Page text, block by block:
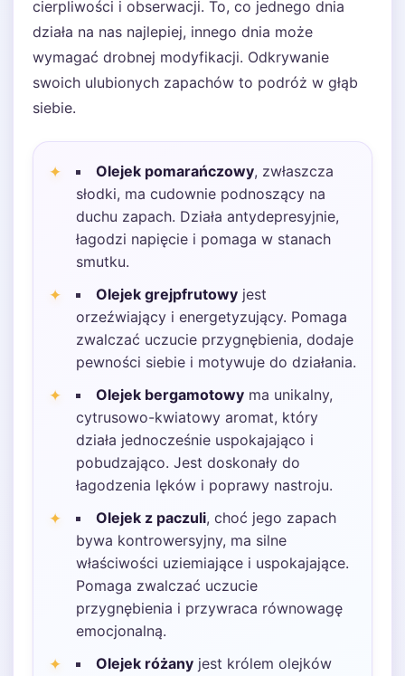
cierpliwości i obserwacji. To, co jednego dnia
działa na nas najlepiej, innego dnia może
wymagać drobnej modyfikacji. Odkrywanie
swoich ulubionych zapachów to podróż w głąb
siebie.
Olejek pomarańczowy, zwłaszcza
słodki, ma cudownie podnoszący na
duchu zapach. Działa antydepresyjnie,
łagodzi napięcie i pomaga w stanach
smutku.
Olejek grejpfrutowy jest
orzeźwiający i energetyzujący. Pomaga
zwalczać uczucie przygnębienia, dodaje
pewności siebie i motywuje do działania.
Olejek bergamotowy ma unikalny,
cytrusowo-kwiatowy aromat, który
działa jednocześnie uspokajająco i
pobudzająco. Jest doskonały do
łagodzenia lęków i poprawy nastroju.
Olejek z paczuli, choć jego zapach
bywa kontrowersyjny, ma silne
właściwości uziemiające i uspokajające.
Pomaga zwalczać uczucie
przygnębienia i przywraca równowagę
emocjonalną.
Olejek różany jest królem olejków